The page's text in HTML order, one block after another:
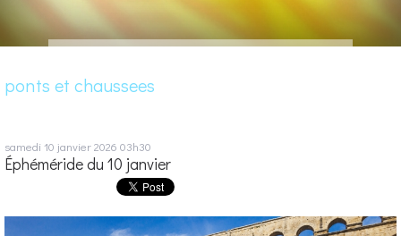
ponts et chaussees
samedi 10 janvier 2026 03h30
Éphéméride du 10 janvier